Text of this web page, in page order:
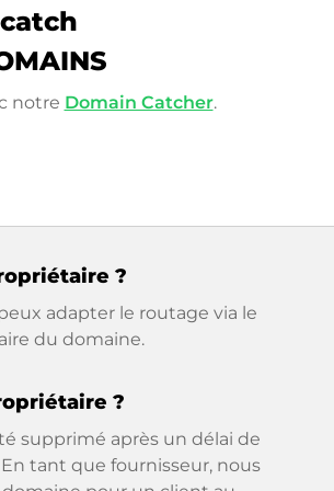
notre Domain Catcher.
?
adapter le routage via le
du domaine.
?
supprimé après un délai de
tant que fournisseur, nous